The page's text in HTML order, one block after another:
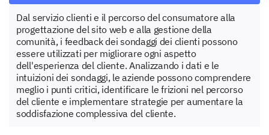
Dal servizio clienti e il percorso del consumatore alla
progettazione del sito web e alla gestione della
comunità, i feedback dei sondaggi dei clienti possono
essere utilizzati per migliorare ogni aspetto
dell'esperienza del cliente. Analizzando i dati e le
intuizioni dei sondaggi, le aziende possono comprendere
meglio i punti critici, identificare le frizioni nel percorso
del cliente e implementare strategie per aumentare la
soddisfazione complessiva del cliente.